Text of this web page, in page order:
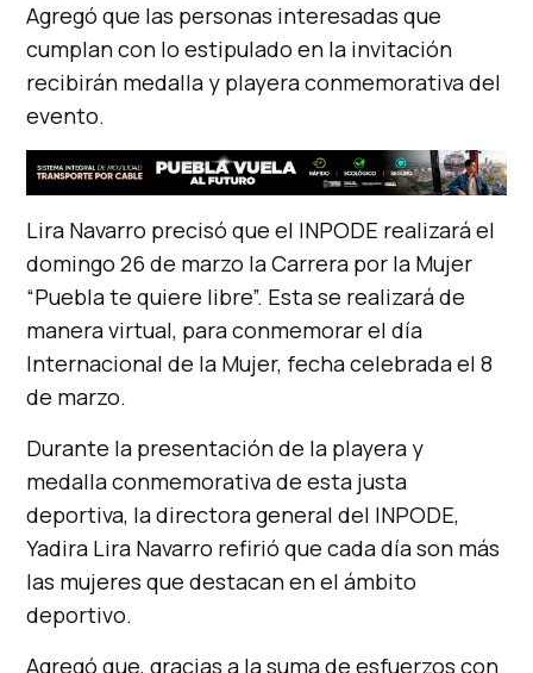
Agregó que las personas interesadas que
cumplan con lo estipulado en la invitación
recibirán medalla y playera conmemorativa del
evento.
Lira Navarro precisó que el INPODE realizará el
domingo 26 de marzo la Carrera por la Mujer
“Puebla te quiere libre”. Esta se realizará de
manera virtual, para conmemorar el día
Internacional de la Mujer, fecha celebrada el 8
de marzo.
Durante la presentación de la playera y
medalla conmemorativa de esta justa
deportiva, la directora general del INPODE,
Yadira Lira Navarro refirió que cada día son más
las mujeres que destacan en el ámbito
deportivo.
Agregó que, gracias a la suma de esfuerzos con